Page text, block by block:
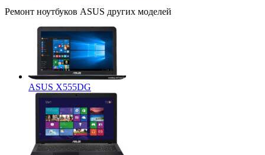
Ремонт ноутбуков ASUS других моделей
ASUS X555DG